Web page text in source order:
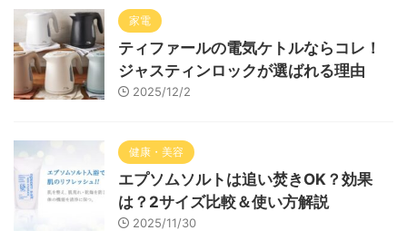
家電
ティファールの電気ケトルならコレ！
ジャスティンロックが選ばれる理由
2025/12/2
健康・美容
エプソムソルトは追い焚きOK？効果
は？2サイズ比較＆使い方解説
2025/11/30